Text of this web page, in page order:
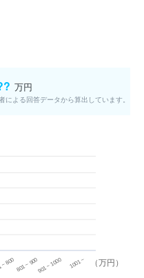
万円
よる回答データから算出しています。
（万円）
800801 ~ 900901 ~ 1000 1001 ~